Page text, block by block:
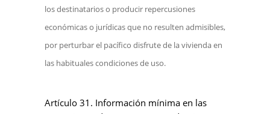
los destinatarios o producir repercusiones
económicas o jurídicas que no resulten admisibles,
por perturbar el pacífico disfrute de la vivienda en
las habituales condiciones de uso.
Artículo 31. Información mínima en las